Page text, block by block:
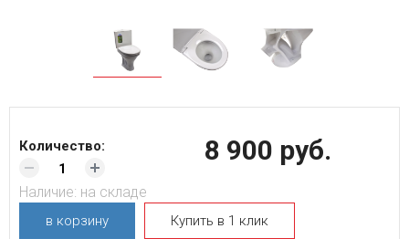
8 900 руб.
Количество:
Наличие: на складе
в корзину Купить в 1 клик